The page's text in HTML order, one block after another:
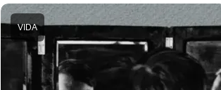
VIDA